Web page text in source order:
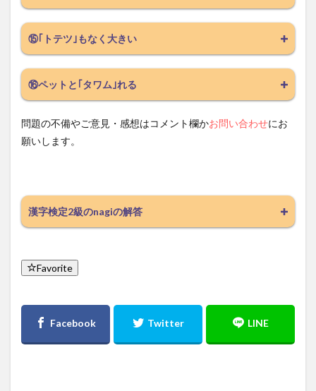
⑮｢トテツ｣もなく大きい
⑯ペットと｢タワム｣れる
問題の不備やご意見・感想はコメント欄かお問い合わせにお
願いします。
漢字検定2級のnagiの解答
Favorite